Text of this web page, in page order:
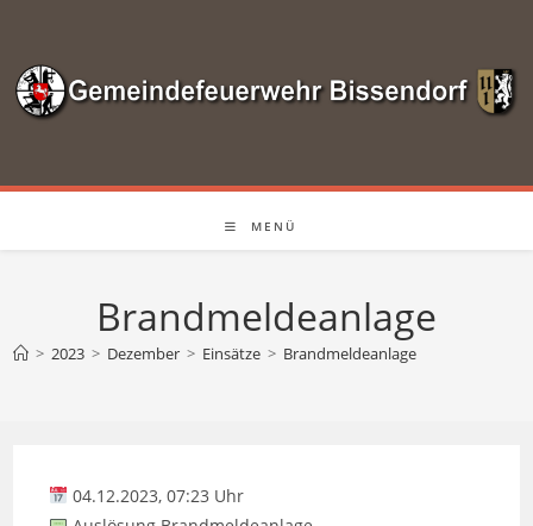
springen
MENÜ
Brandmeldeanlage
> 2023 > Dezember > Einsätze > Brandmeldeanlage
04.12.2023, 07:23 Uhr